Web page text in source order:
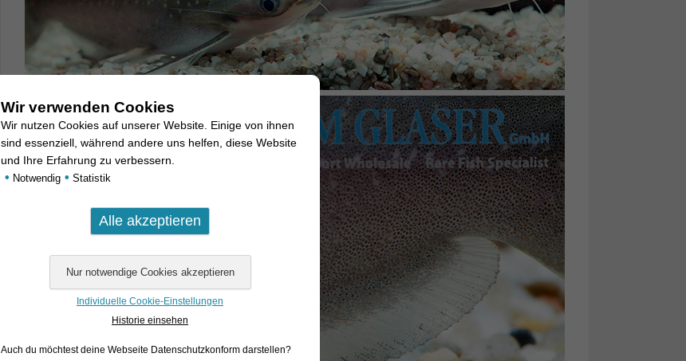
Wir verwenden Cookies
Wir nutzen Cookies auf unserer Website. Einige von ihnen
sind essenziell, während andere uns helfen, diese Website
und Ihre Erfahrung zu verbessern.
• Notwendig • Statistik
Individuelle Cookie-Einstellungen
Historie einsehen
Auch du möchtest deine Webseite Datenschutzkonform darstellen?